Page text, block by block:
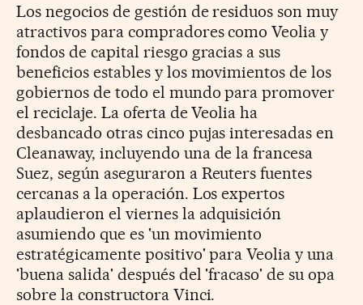
Los negocios de gestión de residuos son muy
atractivos para compradores como Veolia y
fondos de capital riesgo gracias a sus
beneficios estables y los movimientos de los
gobiernos de todo el mundo para promover
el reciclaje. La oferta de Veolia ha
desbancado otras cinco pujas interesadas en
Cleanaway, incluyendo una de la francesa
Suez, según aseguraron a Reuters fuentes
cercanas a la operación. Los expertos
aplaudieron el viernes la adquisición
asumiendo que es 'un movimiento
estratégicamente positivo' para Veolia y una
'buena salida' después del 'fracaso' de su opa
sobre la constructora Vinci.